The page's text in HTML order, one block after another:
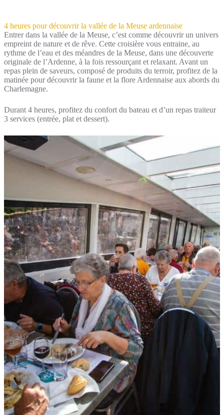
4 heures pour découvrir la vallée de la Meuse ardennaise
Entrer dans la vallée de la Meuse, c’est comme découvrir un univers
empreint de nature et de rêve. Cette croisière vous entraine, au
rythme de l’eau et des méandres de la Meuse, dans une découverte
originale de l’Ardenne, à la fois ressourçant et relaxant. Avant un
repas plein de saveurs, composé de produits du terroir, profitez de la
matinée pour découvrir la faune et la flore Ardennaise aux abords du
Charlemagne.
Durant 4 heures, profitez du confort du bateau et d’un repas traiteur
3 services (entrée, plat et dessert).